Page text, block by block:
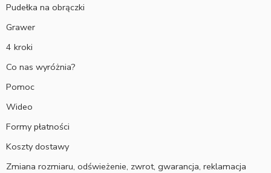
Pudełka na obrączki
Grawer
4 kroki
Co nas wyróżnia?
Pomoc
Wideo
Formy płatności
Koszty dostawy
Zmiana rozmiaru, odświeżenie, zwrot, gwarancja, reklamacja